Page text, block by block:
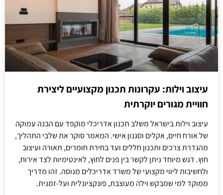
עיצוב וילות: עקרונות תכנון מקצועיים ליצירת
חוויית מגורים יוקרתית
עיצוב וילות בישראל משלב תכנון אדריכלי מוקפד עם הבנה עמוקה
של אורח חיים, אקלים וסגנון אישי. המאמר סוקר את שלבי התהליך,
מהגדרת צרכים ותכנון חללים ועד בחירת חומרים, תאורה ועיצוב
חוץ. דגש מיוחד ניתן לקשר בין פנים לחוץ, לאינטימיות לצד אירוח,
ולחשיבות ליווי מקצועי של משרד אדריכלים מנוסה. זהו מדריך
ממוקד למי שמבקש וילה מעוצבת, פונקציונלית ועל-זמנית.